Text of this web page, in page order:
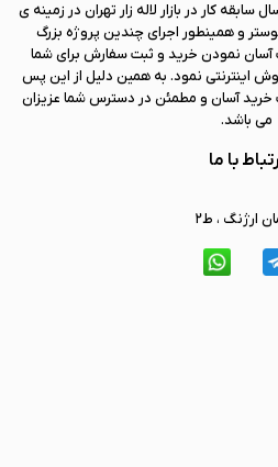
16 سال سابقه کار در بازار لاله زار تهران در زمینه ی
و همینطور اجرای چندین پروژه بزرگ
در سال 1402 به جهت آسان نمودن خرید و ثبت سفارش برای شما
اینترنتی نمود. به همین دلیل از این پس
آسان و مطمئن در دسترس شما عزیزان
می باشد.
با ما
ارژنگ ، ط2